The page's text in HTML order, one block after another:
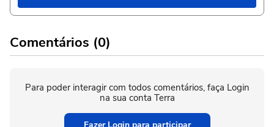
Comentários (0)
Para poder interagir com todos comentários, faça Login
na sua conta Terra
Fazer Login para participar